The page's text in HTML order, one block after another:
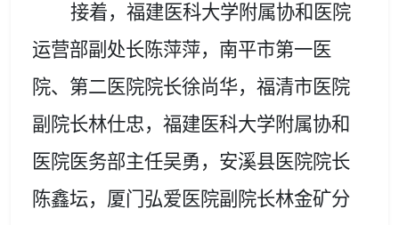
接着，福建医科大学附属协和医院
运营部副处长陈萍萍，南平市第一医
院、第二医院院长徐尚华，福清市医院
副院长林仕忠，福建医科大学附属协和
医院医务部主任吴勇，安溪县医院院长
陈鑫坛，厦门弘爱医院副院长林金矿分